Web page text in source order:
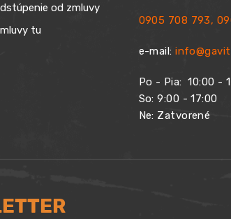
od zmluvy
tu
0905 708 793,
e-mail:
Po - Pia:10:00 -
So: 9:00 - 17:00
Ne: Zatvorené